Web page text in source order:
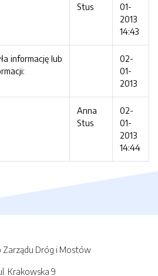
Stus
01-
2013
14:43
informację lub
02-
01-
2013
Anna
Stus
02-
01-
2013
14:44
Zarządu Dróg i Mostów
Krakowska 9